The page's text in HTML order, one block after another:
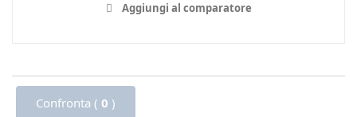
Aggiungi al comparatore
Confronta ( 0 )